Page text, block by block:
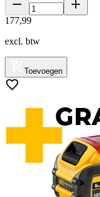
177,99
excl. btw
Toevoegen